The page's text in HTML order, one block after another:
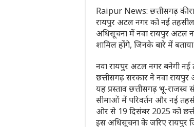
Raipur News: छत्तीसगढ़ की
रायपुर अटल नगर को नई तहसील
अधिसूचना में नवा रायपुर अटल
शामिल होंगे, जिनके बारे में
नवा रायपुर अटल नगर बनेगी नई
छत्तीसगढ़ सरकार ने नवा रायपुर
यह प्रस्ताव छत्तीसगढ़ भू-
सीमाओं में परिवर्तन और नई
ओर से 19 दिसंबर 2025 को
इस अधिसूचना के जरिए रायपुर